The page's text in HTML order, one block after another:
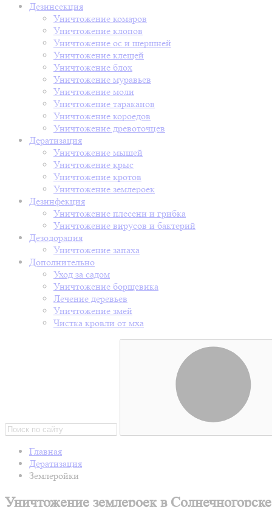
Дезинсекция
Уничтожение комаров
Уничтожение клопов
Уничтожение ос и шершней
Уничтожение клещей
Уничтожение блох
Уничтожение муравьев
Уничтожение моли
Уничтожение тараканов
Уничтожение короедов
Уничтожение древоточцев
Дератизация
Уничтожение мышей
Уничтожение крыс
Уничтожение кротов
Уничтожение землероек
Дезинфекция
Уничтожение плесени и грибка
Уничтожение вирусов и бактерий
Дезодорация
Уничтожение запаха
Дополнительно
Уход за садом
Уничтожение борщевика
Лечение деревьев
Уничтожение змей
Чистка кровли от мха
Главная
Дератизация
Землеройки
Уничтожение землероек в Солнечногорске